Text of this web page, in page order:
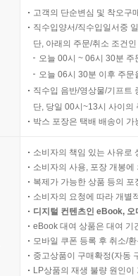
고객의 단순변심 및 착오구
직수입양서/직수입일서중
단, 아래의 주문/취소 조건
오늘 00시 ~ 06시 30분
오늘 06시 30분 이후 주
직수입 음반/영상물/기프트
단, 당일 00시~13시 사이의
박스 포장은 택배 배송이
소비자의 책임 있는 사유로
소비자의 사용, 포장 개봉
복제가 가능한 상품 등의
소비자의 요청에 따라 개별
디지털 컨텐츠인 eBook,
eBook 대여 상품은 대여 기
모바일 쿠폰 등록 후 취소/
중고상품이 구매확정(자동
LP상품의 재생 불량 원인